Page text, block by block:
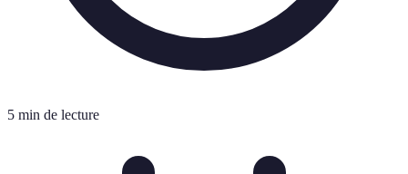
5 min de lecture